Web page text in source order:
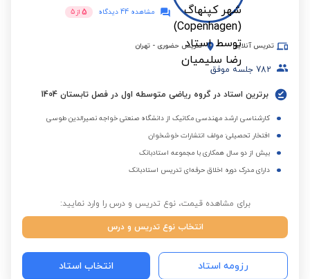
مشاهده 44 دیدگاه
5 از 5
تدریس آنلاین تدریس حضوری - تهران
782 جلسه موفق
برترین استاد در گروه ریاضی متوسطه اول در فصل تابستان 1404
کارشناسی ارشد مهندسی مکانیک از دانشگاه صنعتی خواجه نصیرالدین طوسی
افتخار تحصیلی: مولف انتشارات خوشخوان
بیش از دو سال همکاری با مجموعه استادبانک
دارای مدرک دوره اخلاق حرفه‌ای تدریس استادبانک
برای مشاهده قیمت، نوع تدریس و درس را وارد نمایید:
انتخاب نوع تدریس و درس
رزومه استاد انتخاب استاد